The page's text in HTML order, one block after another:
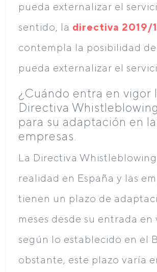
pueda externalizar el
sentido, la directiva 2019/
contempla la posibilidad de
pueda externalizar el
¿Cuándo entra en vigor
Directiva
para su adaptación en
empresas.
La Directiva
realidad en España y las
tienen un plazo de
meses desde su entrada en
según lo establecido en el
obstante, este plazo varía